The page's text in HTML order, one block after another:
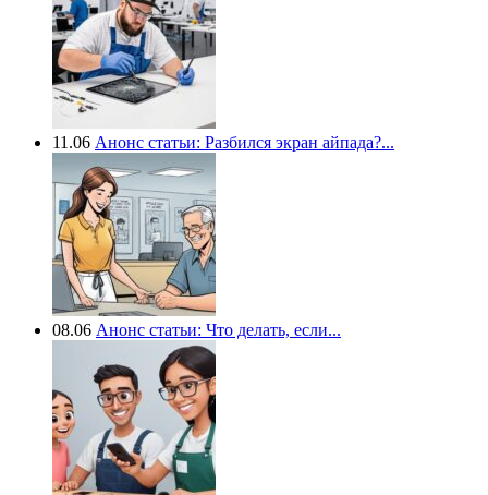
11.06 Анонс статьи: Разбился экран айпада?...
08.06 Анонс статьи: Что делать, если...